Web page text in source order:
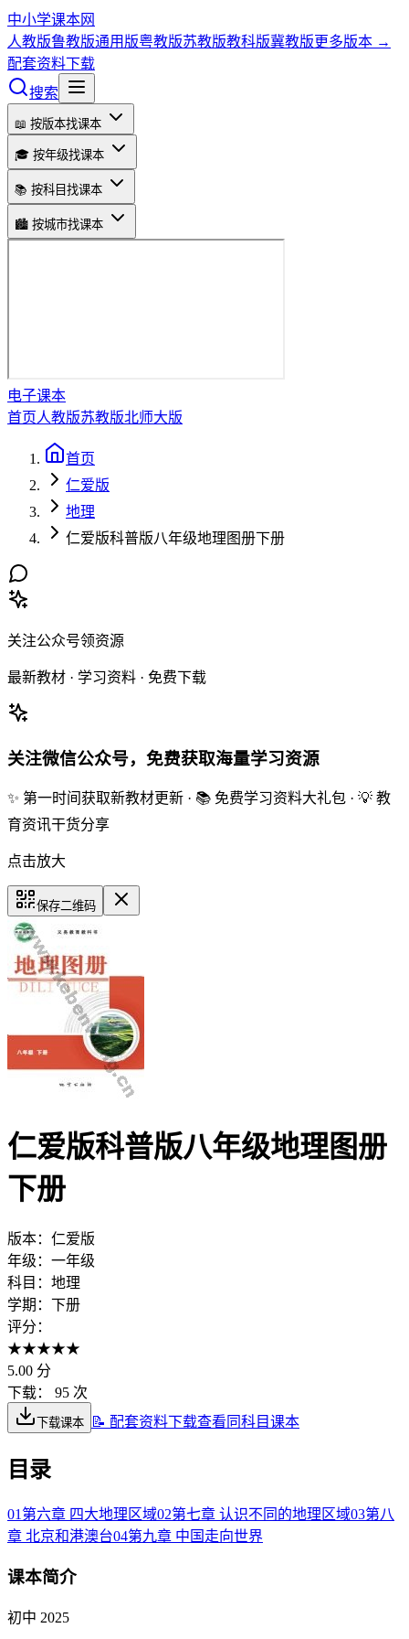
中小学课本网
人教版鲁教版通用版粤教版苏教版教科版冀教版更多版本 →
配套资料下载
搜索
📖 按版本找课本
🎓 按年级找课本
📚 按科目找课本
🏙️ 按城市找课本
电子课本
首页人教版苏教版北师大版
首页
仁爱版
地理
仁爱版科普版八年级地理图册下册
关注公众号领资源
最新教材 · 学习资料 · 免费下载
关注微信公众号，免费获取海量学习资源
✨ 第一时间获取新教材更新 · 📚 免费学习资料大礼包 · 💡 教
育资讯干货分享
点击放大
保存二维码
仁爱版科普版八年级地理图册
下册
版本： 仁爱版
年级： 一年级
科目： 地理
学期： 下册
评分：
★★★★★
5.00 分
下载：
95 次
下载课本 📝 配套资料下载查看同科目课本
目录
01 第六章 四大地理区域02第七章 认识不同的地理区域03第八
章 北京和港澳台04第九章 中国走向世界
课本简介
初中 2025